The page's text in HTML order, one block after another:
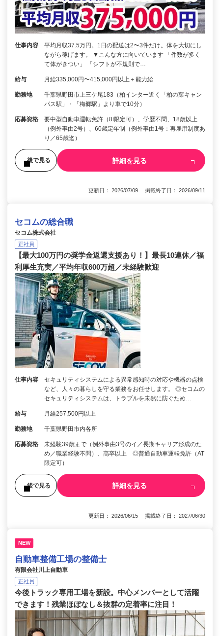
仕事内容
平均月収37.5万円。1日の配送は2〜3件だけ。体を大切にし
ながら稼げます。 ▼こんな方に向いています 「件数が多く
て体がきつい」 「シフトが不規則で…
給与 月給335,000円〜415,000円以上＋能力給
勤務地
千葉県野田市上三ケ尾183（柏インター近く「柏の葉キャン
パス駅」・「梅郷駅」より車で10分）
応募資格
要中型自動車運転免許（8t限定可）、学歴不問、18歳以上
（例外事由2号）、60歳定年制（例外事由1号：再雇用制度あ
り／65歳迄）
後で見る 詳細を見る
更新日： 2026/07/09 掲載終了日： 2026/09/11
セコムの総合職
セコム株式会社
正社員
【最大100万円の奨学金返還支援あり！】最長10連休／福
利厚生充実／平均年収600万超／未経験歓迎
仕事内容
セキュリティシステムによる異常感知時の対応や機器の点検
など、人々の暮らしを守る業務をお任せします。 ◎セコムの
セキュリティシステムは、トラブルを未然に防ぐため…
給与 月給257,500円以上
勤務地 千葉県野田市内各所
応募資格
未経験39歳まで（例外事由3号のイ／長期キャリア形成のた
め／職業経験不問）、高卒以上 ◎普通自動車運転免許（AT
限定可）
後で見る 詳細を見る
更新日： 2026/06/15 掲載終了日： 2027/06/30
NEW
自動車整備工場の整備士
有限会社川上自動車
正社員
今後トラック専用工場を新設。中心メンバーとして活躍
できます！残業ほぼなし＆抜群の定着率に注目！